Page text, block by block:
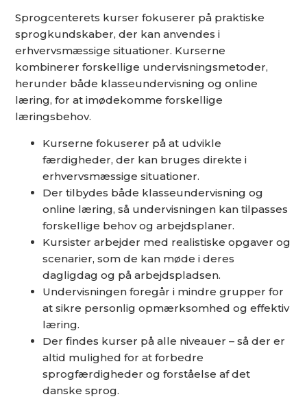
Sprogcenterets kurser fokuserer på praktiske
sprogkundskaber, der kan anvendes i
erhvervsmæssige situationer. Kurserne
kombinerer forskellige undervisningsmetoder,
herunder både klasseundervisning og online
læring, for at imødekomme forskellige
læringsbehov.
Kurserne fokuserer på at udvikle
færdigheder, der kan bruges direkte i
erhvervsmæssige situationer.
Der tilbydes både klasseundervisning og
online læring, så undervisningen kan tilpasses
forskellige behov og arbejdsplaner.
Kursister arbejder med realistiske opgaver og
scenarier, som de kan møde i deres
dagligdag og på arbejdspladsen.
Undervisningen foregår i mindre grupper for
at sikre personlig opmærksomhed og effektiv
læring.
Der findes kurser på alle niveauer – så der er
altid mulighed for at forbedre
sprogfærdigheder og forståelse af det
danske sprog.